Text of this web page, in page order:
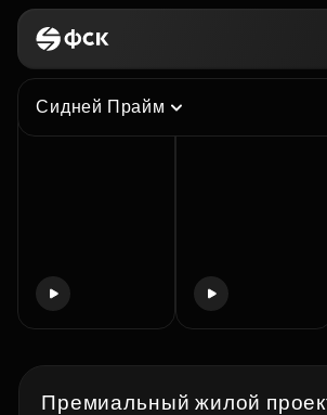
Сидней Прайм
ЖК «Сидней
Кратко о главном
Премиальный жилой